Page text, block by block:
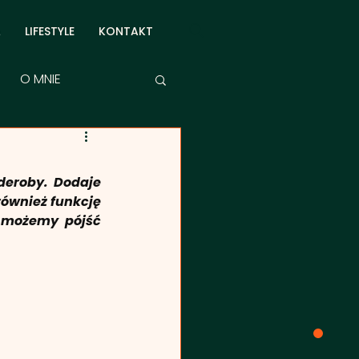
LIFESTYLE KONTAKT
O MNIE
Dodaje
funkcję
pójść